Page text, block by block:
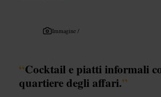
Immagine /
“Cocktail e piatti informali
quartiere degli affari.”